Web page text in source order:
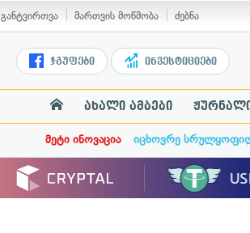
განტვირთვა მართვის მოწმობა ძებნა
ჯგუფები ინვესტიციები
ახალი ამბები
მეტი ინოვაცია იცხოვრე